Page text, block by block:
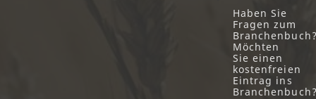
Haben Sie
Fragen zum
Möchten
Sie einen
kostenfreien
Eintrag ins